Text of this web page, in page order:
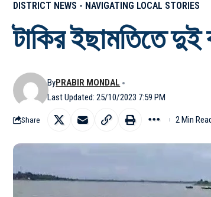
DISTRICT NEWS - NAVIGATING LOCAL STORIES
টাকির ইছামতিতে দুই
Last Updated: 25/10/2023 7:59 PM
ByPRABIR MONDAL
Share 2 Min